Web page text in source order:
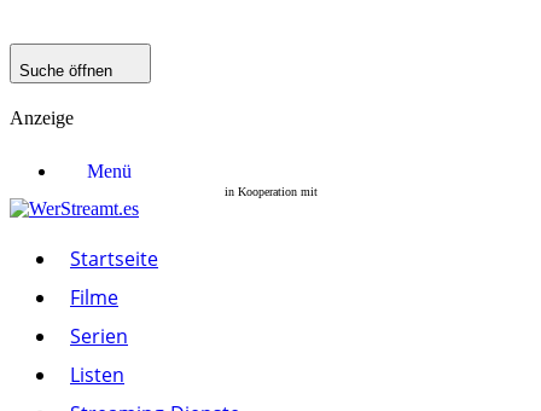
Suche öffnen
Anzeige
Menü
Startseite
Serien
Streaming-Dienste
Paramount+
Startseite
Filme
Serien
Listen